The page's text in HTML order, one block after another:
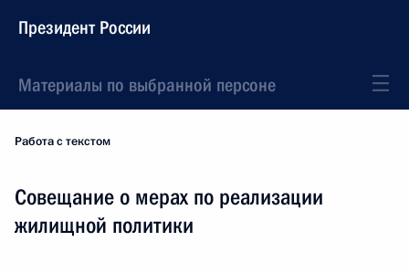
Президент России
Материалы по выбранной персоне
Работа с текстом
Совещание о мерах по реализации
жилищной политики